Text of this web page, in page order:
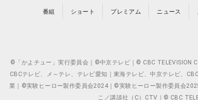
番組 ショート プレミアム ニュース
©「かよチュー」実行委員会｜©中京テレビ｜© CBC TELEVISION
CBCテレビ、メ～テレ、テレビ愛知｜東海テレビ、中京テレビ、
業｜©実験ヒーロー製作委員会2024｜©実験ヒーロー製作委員会
こ／講談社（C）CTV｜© CBC